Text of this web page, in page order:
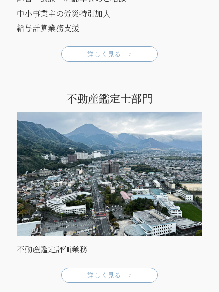
中小事業主の労災特別加入
給与計算業務支援
詳しく見る >
不動産鑑定士部門
不動産鑑定評価業務
詳しく見る >